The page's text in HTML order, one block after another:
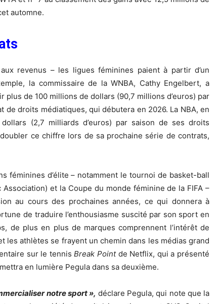
automne.
revenus – les ligues féminines paient à partir d’un
la commissaire de la WNBA, Cathy Engelbert, a
de 100 millions de dollars (90,7 millions d’euros) par
de droits médiatiques, qui débutera en 2026. La NBA, en
(2,7 milliards d’euros) par saison de ses droits
ce chiffre lors de sa prochaine série de contrats,
féminines d’élite – notamment le tournoi de basket-ball
et la Coupe du monde féminine de la FIFA –
au cours des prochaines années, ce qui donnera à
de traduire l’enthousiasme suscité par son sport en
de plus en plus de marques comprennent l’intérêt de
les athlètes se frayent un chemin dans les médias grand
sur le tennisBreak Pointde Netflix, qui a présenté
en lumière Pegula dans sa deuxième.
notre sport », déclare Pegula, qui note que la